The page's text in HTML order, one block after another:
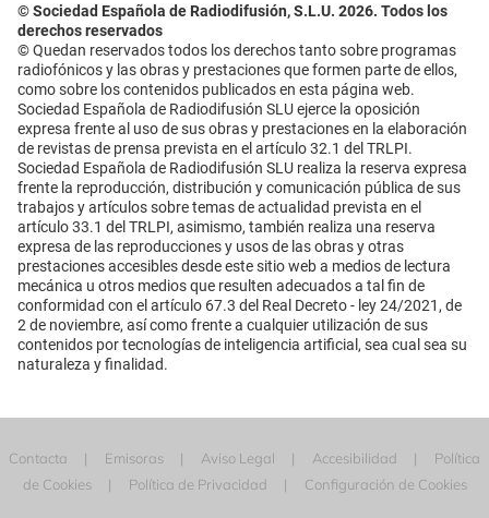
© Sociedad Española de Radiodifusión, S.L.U. 2026. Todos los
derechos reservados
© Quedan reservados todos los derechos tanto sobre programas
radiofónicos y las obras y prestaciones que formen parte de ellos,
como sobre los contenidos publicados en esta página web.
Sociedad Española de Radiodifusión SLU ejerce la oposición
expresa frente al uso de sus obras y prestaciones en la elaboración
de revistas de prensa prevista en el artículo 32.1 del TRLPI.
Sociedad Española de Radiodifusión SLU realiza la reserva expresa
frente la reproducción, distribución y comunicación pública de sus
trabajos y artículos sobre temas de actualidad prevista en el
artículo 33.1 del TRLPI, asimismo, también realiza una reserva
expresa de las reproducciones y usos de las obras y otras
prestaciones accesibles desde este sitio web a medios de lectura
mecánica u otros medios que resulten adecuados a tal fin de
conformidad con el artículo 67.3 del Real Decreto - ley 24/2021, de
2 de noviembre, así como frente a cualquier utilización de sus
contenidos por tecnologías de inteligencia artificial, sea cual sea su
naturaleza y finalidad.
Contacta Emisoras Aviso Legal Accesibilidad
Política
de Cookies
Política de Privacidad Configuración de Cookies